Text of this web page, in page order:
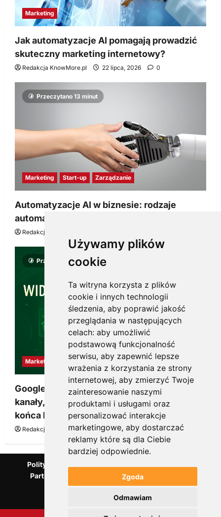
Używamy plików
cookie
Ta witryna korzysta z plików
cookie i innych technologii
śledzenia, aby poprawić jakość
przeglądania w następujących
celach: aby umożliwić
podstawową funkcjonalność
serwisu, aby zapewnić lepsze
wrażenia z korzystania ze strony
internetowej, aby zmierzyć Twoje
zainteresowanie naszymi
produktami i usługami oraz
personalizować interakcje
marketingowe, aby dostarczać
reklamy które są dla Ciebie
bardziej odpowiednie.
Zgoda
Odmawiam
Marketing
Jak automatyzacje AI pomagają prowadzić
skuteczny marketing internetowy?
Redakcja KnowMore.pl 22 lipca, 2026 0
Przeczytano 13 minut
Marketing Start-up Zarządzanie
Automatyzacje AI w biznesie: rodzaje
automatyzacji i korzyści dla Twojej firmy
Redakcja KnowMore.pl
Przeczytano 8 minut
Marketing
Google Ads, SEO i analityka – jak połączyć
kanały, żeby reklama pracowała dłużej niż do
końca budżetu
Redakcja KnowMore.pl 20 marca, 2026 0
Polityka Prywatności
Partnerzy Mentora.pl
Słownik marketingowy
Blog o przedsiębiorczości
Agencja marketingowa Scorise